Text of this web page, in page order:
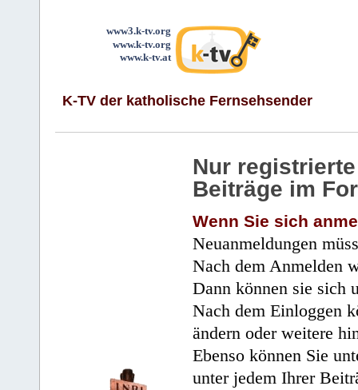
www3.k-tv.org
www.k-tv.org
www.k-tv.at
K-TV der katholische Fernsehsender
Nur
Beiträge im
Wenn Sie sich
Neuanmeldungen
Nach dem Anmelden
Dann können sie sich
Nach dem Einloggen
ändern oder weitere
Ebenso können Sie
unter jedem Ihrer